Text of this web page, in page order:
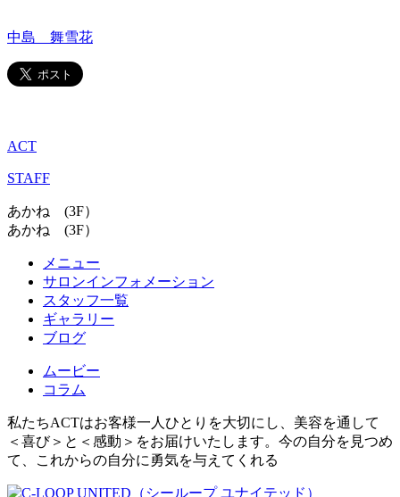
中島 舞雪花
ACT
STAFF
あかね (3F）
あかね (3F）
メニュー
サロンインフォメーション
スタッフ一覧
ギャラリー
ブログ
ムービー
コラム
私たちACTはお客様一人ひとりを大切にし、美容を通して
＜喜び＞と＜感動＞をお届けいたします。今の自分を見つめ
て、これからの自分に勇気を与えてくれる